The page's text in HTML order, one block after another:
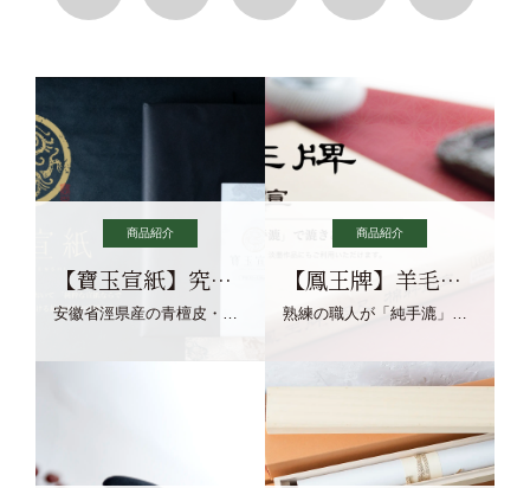
商品紹介
【寶玉宣紙】究極の純粋な宣紙を目指す寶玉宣紙
安徽省涇県産の青檀皮・砂田稲藁・清らかな渓流水、熟練手漉き職人の卓越した手漉技術による最高級の純宣紙です。
商品紹介
【鳳王牌】羊毛筆×濃墨での揮毫に最適な宣紙系画仙紙
熟練の職人が「純手漉」で漉きあげる書画紙。宣紙を好まれるお客様向けの棉料単宣に漉きあげました。